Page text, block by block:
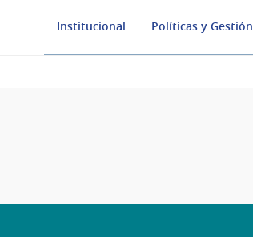
Institucional Políticas y Gestión